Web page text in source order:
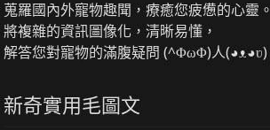
蒐羅國內外寵物趣聞，療癒您疲憊的心靈。
將複雜的資訊圖像化，清晰易懂，
解答您對寵物的滿腹疑問 (^ΦωΦ)人(◕ᴥ◕ʋ)
新奇實用毛圖文